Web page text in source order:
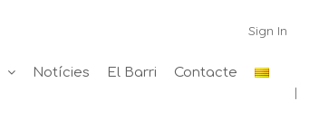
Sign In
Notícies El Barri Contacte